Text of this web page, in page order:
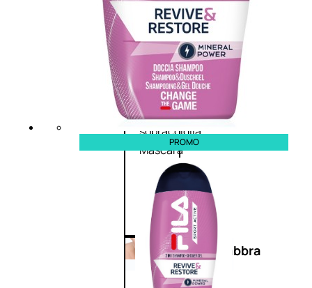
Eyeliner
Mascara
Matita
occhi
Antiocchiaie
e correttori
Matita
sopracciglia
Mascara
sopracciglia
Fissante
sopracciglia
Labbra
PROMO